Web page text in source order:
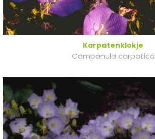
Karpatenklokje
Campanula carpatica